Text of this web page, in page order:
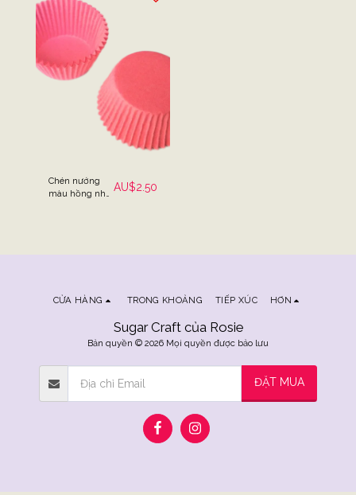
Chén nướng
màu hồng nhạt AU$2.50
Sugar Craft của Rosie
Bản quyền © 2026 Mọi quyền được bảo lưu
CỬA HÀNG TRONG KHOẢNG TIẾP XÚC HƠN
ĐẶT MUA